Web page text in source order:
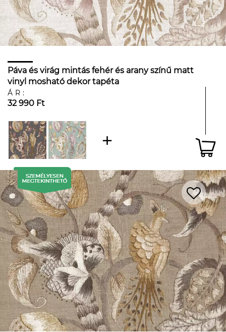
Páva és virág mintás fehér és arany színű matt
vinyl mosható dekor tapéta
ÁR:
32 990 Ft